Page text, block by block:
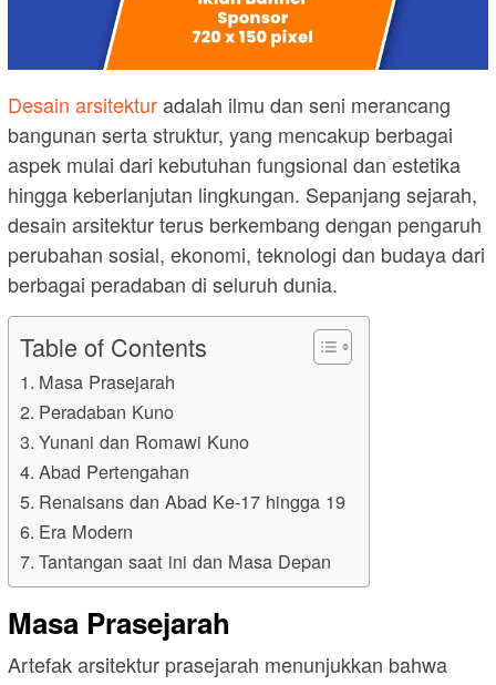
Desain arsitekturadalah ilmu dan seni merancang
bangunan serta struktur, yang mencakup berbagai
aspek mulai dari kebutuhan fungsional dan estetika
hingga keberlanjutan lingkungan. Sepanjang sejarah,
desain arsitektur terus berkembang dengan pengaruh
perubahan sosial, ekonomi, teknologi dan budaya dari
berbagai peradaban di seluruh dunia.
Table of Contents
Masa Prasejarah
Peradaban Kuno
Yunani dan Romawi Kuno
Abad Pertengahan
Renaisans dan Abad Ke-17 hingga 19
Era Modern
Tantangan saat ini dan Masa Depan
Masa Prasejarah
Artefak arsitektur prasejarah menunjukkan bahwa